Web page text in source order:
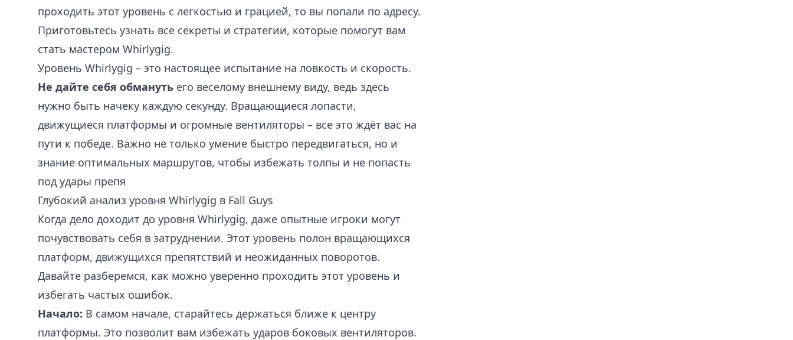
проходить этот уровень с легкостью и грацией, то вы попали по адресу.
Приготовьтесь узнать все секреты и стратегии, которые помогут вам
стать мастером Whirlygig.
Уровень Whirlygig – это настоящее испытание на ловкость и скорость.
Не дайте себя обмануть его веселому внешнему виду, ведь здесь
нужно быть начеку каждую секунду. Вращающиеся лопасти,
движущиеся платформы и огромные вентиляторы – все это ждёт вас на
пути к победе. Важно не только умение быстро передвигаться, но и
знание оптимальных маршрутов, чтобы избежать толпы и не попасть
под удары препя
Глубокий анализ уровня Whirlygig в Fall Guys
Когда дело доходит до уровня Whirlygig, даже опытные игроки могут
почувствовать себя в затруднении. Этот уровень полон вращающихся
платформ, движущихся препятствий и неожиданных поворотов.
Давайте разберемся, как можно уверенно проходить этот уровень и
избегать частых ошибок.
Начало: В самом начале, старайтесь держаться ближе к центру
платформы. Это позволит вам избежать ударов боковых вентиляторов.